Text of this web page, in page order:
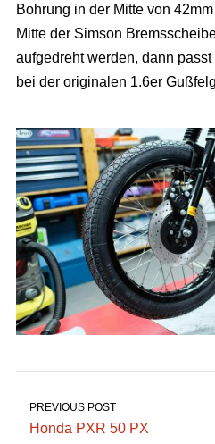
Bohrung in der Mitte von
Mitte der Simson
aufgedreht werden, dann
bei der originalen 1.6er
PREVIOUS POST
Honda PXR 50 PX